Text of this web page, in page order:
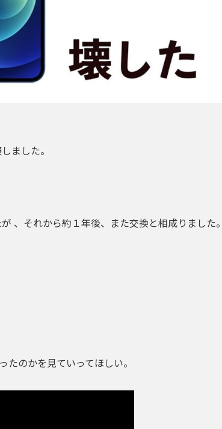
ました。
、 それから約１年後、また交換と相成りました。
のかを見ていってほしい。